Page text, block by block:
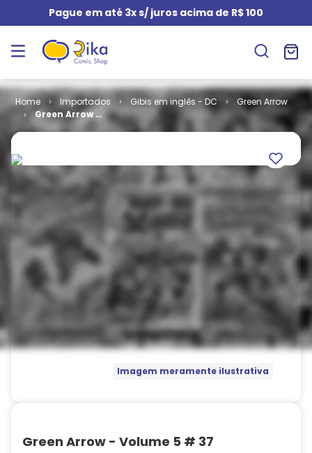
Pague em até 3x s/ juros acima de R$ 100
Importados Gibis em inglês - DC
Green Arrow
Green Arrow -
Volume 5 # 37
Imagem meramente ilustrativa
Green Arrow - Volume 5 # 37